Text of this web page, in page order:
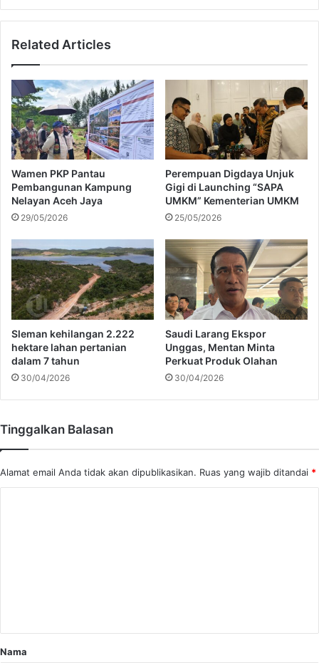
a
a
a
l
K
e
u
a
n
g
a
n
d
a
r
i
p
a
d
a
G
e
e
a
s
S
e
a
s
a
u
n
u
k
e
s
e
h
a
t
a
n
d
a
n
u
r
i
i
Related Articles
Wamen PKP Pantau
Pembangunan Kampung
Nelayan Aceh Jaya
29/05/2026
Perempuan Digdaya Unjuk
Gigi di Launching “SAPA
UMKM” Kementerian UMKM
25/05/2026
Sleman kehilangan 2.222
hektare lahan pertanian
dalam 7 tahun
30/04/2026
Saudi Larang Ekspor
Unggas, Mentan Minta
Perkuat Produk Olahan
30/04/2026
Tinggalkan Balasan
Alamat email Anda tidak akan dipublikasikan. Ruas yang wajib ditandai *
rNama